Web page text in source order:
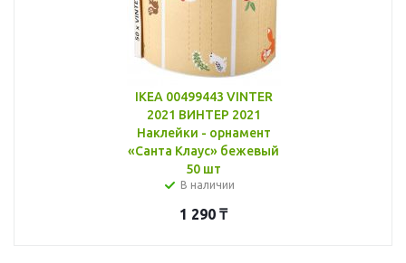
IKEA 00499443 VINTER
2021 ВИНТЕР 2021
Наклейки - орнамент
«Санта Клаус» бежевый
50 шт
В наличии
1 290 ₸